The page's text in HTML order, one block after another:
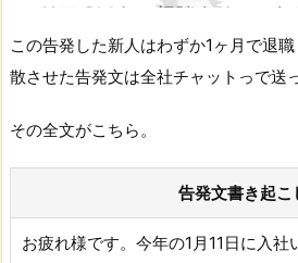
この告発した新人はわずか1ヶ月で退
散させた告発文は全社チャットっで送
その全文がこちら。
告発文書き起こ
お疲れ様です。今年の1月11日に入